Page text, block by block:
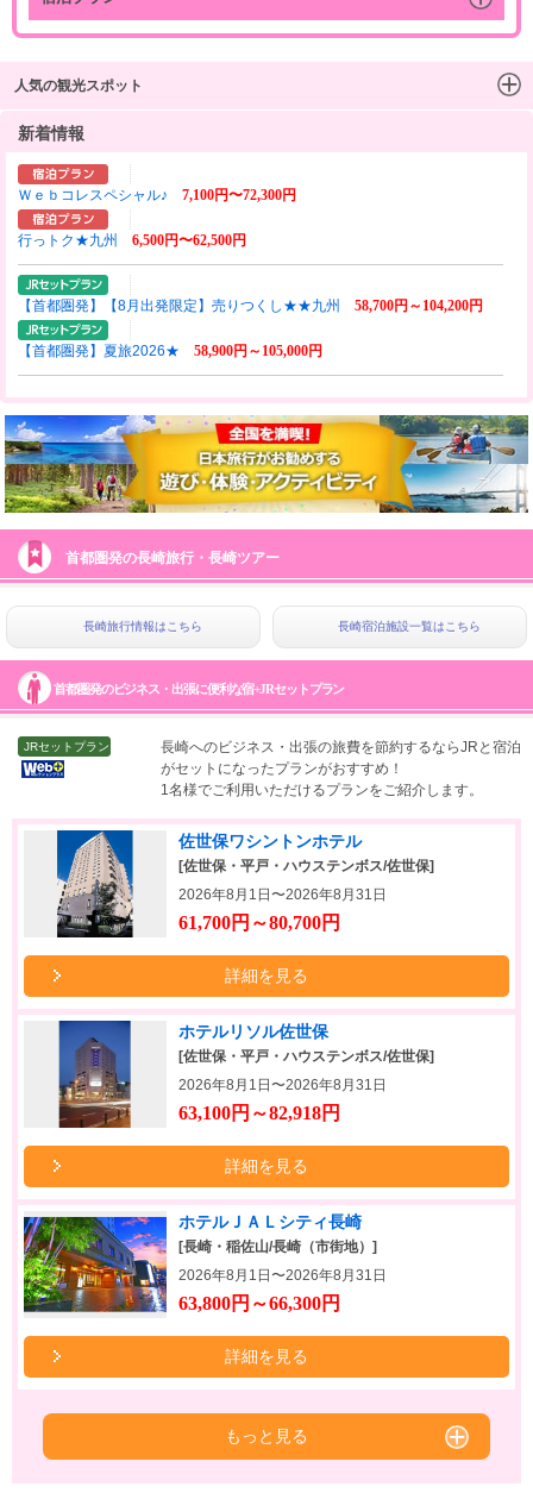
人気の観光スポット
新着情報
Ｗｅｂコレスペシャル♪ 7,100円〜72,300円
行っトク★九州 6,500円〜62,500円
【首都圏発】【8月出発限定】売りつくし★★九州 58,700円～104,200円
【首都圏発】夏旅2026★ 58,900円～105,000円
首都圏発の長崎旅行・長崎ツアー
長崎旅行情報はこちら 長崎宿泊施設一覧はこちら
首都圏発のビジネス・出張に便利な宿+JRセットプラン
JRセットプラン
長崎へのビジネス・出張の旅費を節約するならJRと宿泊
がセットになったプランがおすすめ！
1名様でご利用いただけるプランをご紹介します。
佐世保ワシントンホテル
[佐世保・平戸・ハウステンボス/佐世保]
2026年8月1日〜2026年8月31日
61,700円～80,700円
詳細を見る
ホテルリソル佐世保
[佐世保・平戸・ハウステンボス/佐世保]
2026年8月1日〜2026年8月31日
63,100円～82,918円
詳細を見る
ホテルＪＡＬシティ長崎
[長崎・稲佐山/長崎（市街地）]
2026年8月1日〜2026年8月31日
63,800円～66,300円
詳細を見る
もっと見る